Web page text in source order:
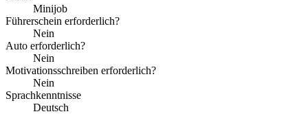
Minijob
Führerschein erforderlich?
Nein
Auto erforderlich?
Nein
Motivationsschreiben erforderlich?
Nein
Sprachkenntnisse
Deutsch